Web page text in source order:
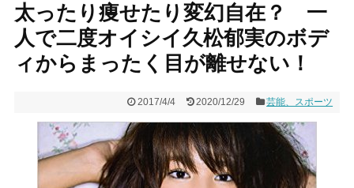
太ったり痩せたり変幻自在？ 一
人で二度オイシイ久松郁実のボデ
ィからまったく目が離せない！
2017/4/4 2020/12/29 芸能、スポーツ